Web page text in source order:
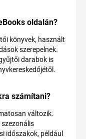
oldalán?
könyvek, használt
szerepelnek.
darabok is
számítani?
változik.
időszakok, például